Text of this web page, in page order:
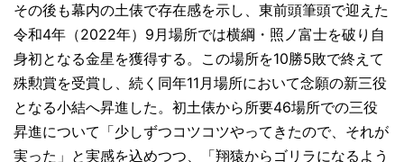
その後も幕内の土俵で存在感を示し、東前頭筆頭で迎えた
令和4年（2022年）9月場所では横綱・照ノ富士を破り自
身初となる金星を獲得する。この場所を10勝5敗で終えて
殊勲賞を受賞し、続く同年11月場所において念願の新三役
となる小結へ昇進した。初土俵から所要46場所での三役
昇進について「少しずつコツコツやってきたので、それが
実った」と実感を込めつつ、「翔猿からゴリラになるよう